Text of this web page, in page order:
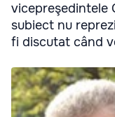
vicepreşedintele
subiect nu
fi discutat când